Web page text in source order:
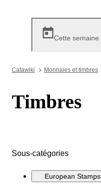
Cette semaine
Catawiki Monnaies et timbres
Timbres
Sous-catégories
European Stamps